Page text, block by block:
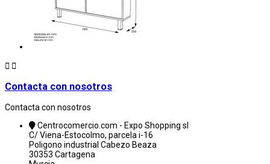
 
Contacta con nosotros
Contacta con nosotros
Centrocomercio.com - Expo Shopping sl
C/ Viena-Estocolmo, parcela i-16
Poligono industrial Cabezo Beaza
30353 Cartagena